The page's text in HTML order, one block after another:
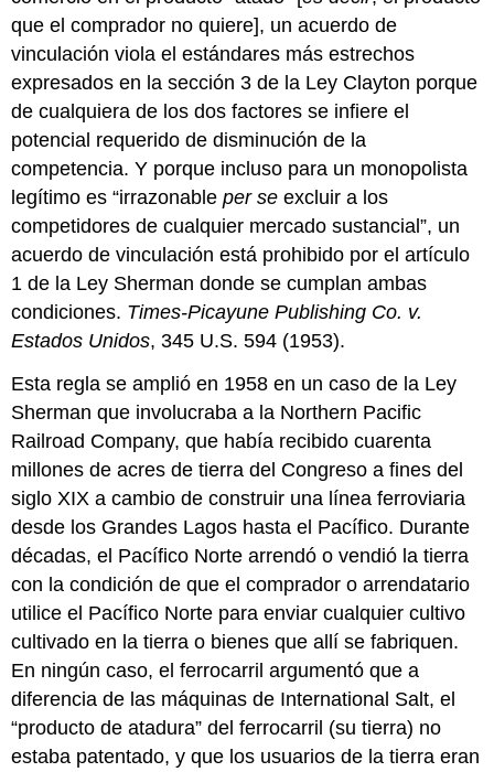
que el comprador no quiere], un acuerdo de
vinculación viola el estándares más estrechos
expresados en la sección 3 de la Ley Clayton porque
de cualquiera de los dos factores se infiere el
potencial requerido de disminución de la
competencia. Y porque incluso para un monopolista
legítimo es “irrazonableper se excluir a los
competidores de cualquier mercado sustancial”, un
acuerdo de vinculación está prohibido por el artículo
1 de la Ley Sherman donde se cumplan ambas
condiciones. Times-Picayune Publishing Co. v.
Estados Unidos, 345 U.S. 594 (1953).
Esta regla se amplió en 1958 en un caso de la Ley
Sherman que involucraba a la Northern Pacific
Railroad Company, que había recibido cuarenta
millones de acres de tierra del Congreso a fines del
siglo XIX a cambio de construir una línea ferroviaria
desde los Grandes Lagos hasta el Pacífico. Durante
décadas, el Pacífico Norte arrendó o vendió la tierra
con la condición de que el comprador o arrendatario
utilice el Pacífico Norte para enviar cualquier cultivo
cultivado en la tierra o bienes que allí se fabriquen.
En ningún caso, el ferrocarril argumentó que a
diferencia de las máquinas de International Salt, el
“producto de atadura” del ferrocarril (su tierra) no
estaba patentado, y que los usuarios de la tierra eran